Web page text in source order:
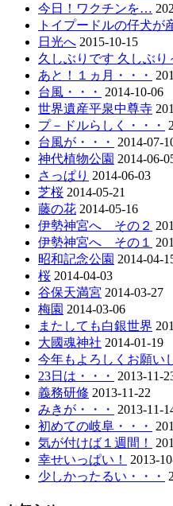
今日！ワクチンを…
トイプードルの仔犬が
日光へ 2015-10-15
久しぶりです 久しぶり
あと！１ヵ月・・・
台風・・・
2014-10-06
世界遺産平泉中尊寺
プ－ドルらしく・・・
台風が・・・
2014-07-
神代植物公園 2014-06-
さっぱり 2014-06-03
芝桜 2014-05-21
藤の花 2014-05-16
伊勢神宮へ その２
伊勢神宮へ その１
昭和記念公園 2014-04-
桜 2014-04-03
谷保天満宮 2014-03-27
梅園 2014-03-06
またしても白銀世界
大國魂神社 2014-01-19
今年もよろしくお願い
23日は・・・
2013-11-
義務研修 2013-11-22
みきが・・・
2013-11-
初めての岐阜・・・
気が付けば１週間！
幸せいっぱい！
2013-
少しかったるい・・・